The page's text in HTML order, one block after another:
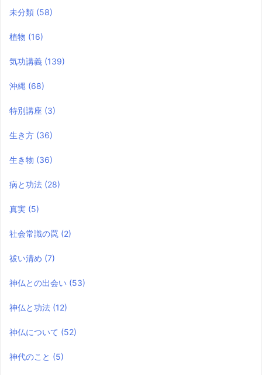
未分類 (58)
植物 (16)
気功講義 (139)
沖縄 (68)
特別講座 (3)
生き方 (36)
生き物 (36)
病と功法 (28)
真実 (5)
社会常識の罠 (2)
祓い清め (7)
神仏との出会い (53)
神仏と功法 (12)
神仏について (52)
神代のこと (5)